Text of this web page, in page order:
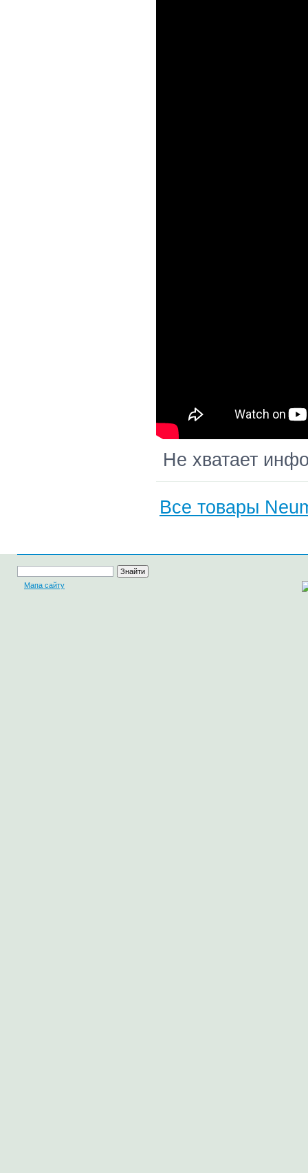
Не хватает
Все товары
Мапа сайту